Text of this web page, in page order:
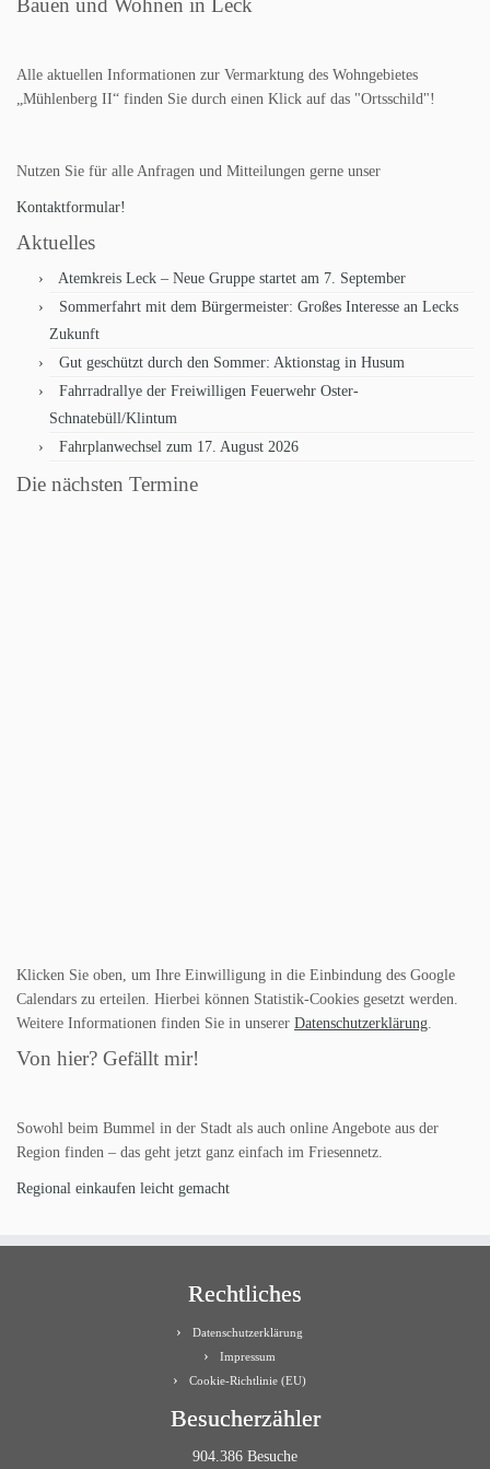
Bauen und Wohnen in Leck
Alle aktuellen Informationen zur Vermarktung des Wohngebietes
„Mühlenberg II“ finden Sie durch einen Klick auf das "Ortsschild"!
Nutzen Sie für alle Anfragen und Mitteilungen gerne unser
Kontaktformular!
Aktuelles
Atemkreis Leck – Neue Gruppe startet am 7. September
Sommerfahrt mit dem Bürgermeister: Großes Interesse an Lecks
Zukunft
Gut geschützt durch den Sommer: Aktionstag in Husum
Fahrradrallye der Freiwilligen Feuerwehr Oster-
Schnatebüll/Klintum
Fahrplanwechsel zum 17. August 2026
Die nächsten Termine
Klicken Sie oben, um Ihre Einwilligung in die Einbindung des Google
Calendars zu erteilen. Hierbei können Statistik-Cookies gesetzt werden.
Weitere Informationen finden Sie in unserer Datenschutzerklärung.
Von hier? Gefällt mir!
Sowohl beim Bummel in der Stadt als auch online Angebote aus der
Region finden – das geht jetzt ganz einfach im Friesennetz.
Regional einkaufen leicht gemacht
Rechtliches
Datenschutzerklärung
Impressum
Cookie-Richtlinie (EU)
Besucherzähler
904.386 Besuche